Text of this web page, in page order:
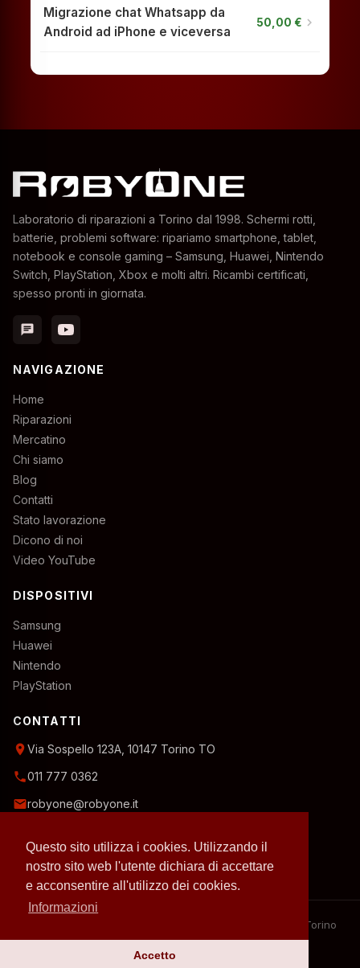
Questo sito utilizza i cookies. Utilizzando il
nostro sito web l'utente dichiara di accettare
e acconsentire all'utilizzo dei cookies.
Informazioni
Accetto
Migrazione chat Whatsapp da
Android ad iPhone e viceversa
50,00 € chevron_right
Laboratorio di riparazioni a Torino dal 1998. Schermi rotti,
batterie, problemi software: ripariamo smartphone, tablet,
notebook e console gaming – Samsung, Huawei, Nintendo
Switch, PlayStation, Xbox e molti altri. Ricambi certificati,
spesso pronti in giornata.
chat
NAVIGAZIONE
Home
Riparazioni
Mercatino
Chi siamo
Blog
Contatti
Stato lavorazione
Dicono di noi
Video YouTube
DISPOSITIVI
Samsung
Huawei
Nintendo
PlayStation
CONTATTI
location_onVia Sospello 123A, 10147 Torino TO
phone011 777 0362
emailrobyone@robyone.it
Mar, Gio, Sab: 10:00–12:30Domenica: chiuso
– 2026 RobyOne – Laboratorio riparazioni specializzato a Torino
– P.IVA 07636130010